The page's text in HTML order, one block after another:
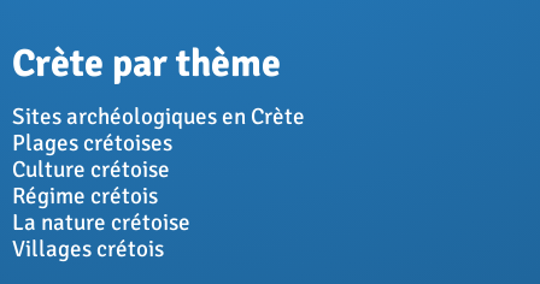
Crète par thème
Sites archéologiques en Crète
Plages crétoises
Culture crétoise
Régime crétois
La nature crétoise
Villages crétois